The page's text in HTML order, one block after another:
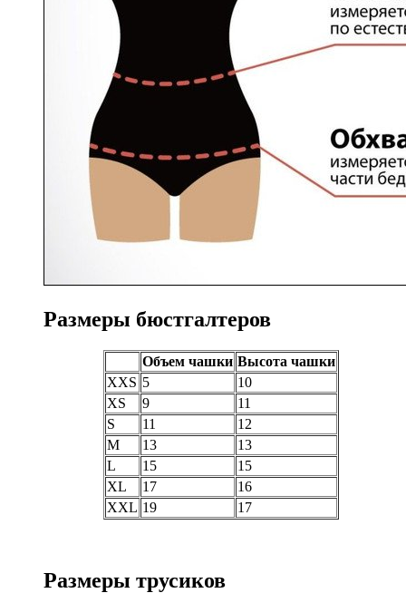
Размеры бюстгалтеров
Объем чашки Высота чашки
XXS 5
10
XS
9
11
S
11
12
M
13
13
L
15
15
XL
17
16
XXL 19 17
Размеры трусиков